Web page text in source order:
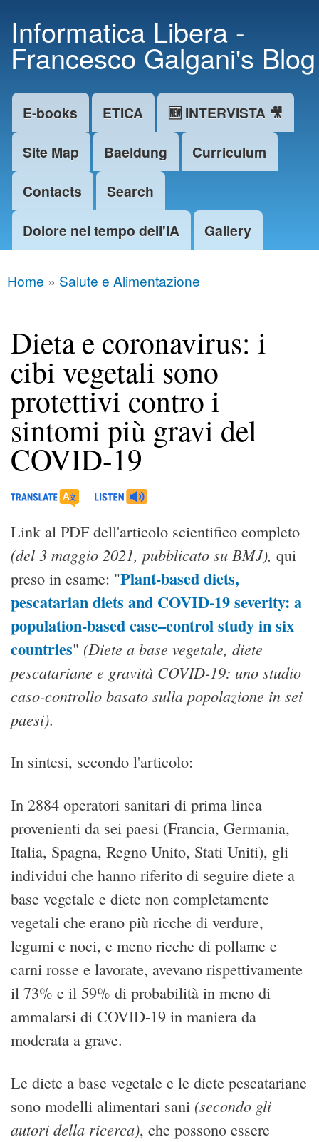
main
content
Informatica Libera -
Francesco Galgani's Blog
Main menu
E-books ETICA
🆕 INTERVISTA 🎥
Site Map
Baeldung
Curriculum
Contacts
Search
Dolore nel tempo dell'IA
Gallery
You are here
Home » Salute e Alimentazione
Dieta e coronavirus: i
cibi vegetali sono
protettivi contro i
sintomi più gravi del
COVID-19
Link al PDF dell'articolo scientifico completo
(del 3 maggio 2021, pubblicato su BMJ), qui
preso in esame: "Plant-based diets,
pescatarian diets and COVID-19 severity: a
population-based case–control study in six
countries" (Diete a base vegetale, diete
pescatariane e gravità COVID-19: uno studio
caso-controllo basato sulla popolazione in sei
paesi).
In sintesi, secondo l'articolo:
In 2884 operatori sanitari di prima linea
provenienti da sei paesi (Francia, Germania,
Italia, Spagna, Regno Unito, Stati Uniti), gli
individui che hanno riferito di seguire diete a
base vegetale e diete non completamente
vegetali che erano più ricche di verdure,
legumi e noci, e meno ricche di pollame e
carni rosse e lavorate, avevano rispettivamente
il 73% e il 59% di probabilità in meno di
ammalarsi di COVID-19 in maniera da
moderata a grave.
Le diete a base vegetale e le diete pescatariane
sono modelli alimentari sani (secondo gli
autori della ricerca), che possono essere